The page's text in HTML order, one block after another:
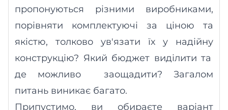
пропонуються різними виробниками,
порівняти комплектуючі за ціною та
якістю, толково ув'язати їх у надійну
конструкцію? Який бюджет виділити та
де можливо
заощадити? Загалом
питань виникає багато.
Припустимо, ви обираєте варіант